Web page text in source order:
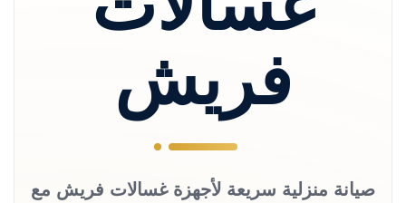
فريش
صيانة منزلية سريعة لأجهزة غسالات فريش مع